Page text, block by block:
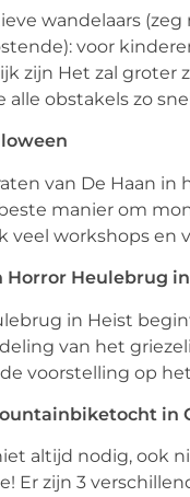
wandelaars
voor
zijn Het zal groter
alle obstakels zo
van De Haan in
manier om
veel workshops en
Horror Heulebrug
in Heist
van het
voorstelling op
in
altijd nodig, ook
Er zijn 3